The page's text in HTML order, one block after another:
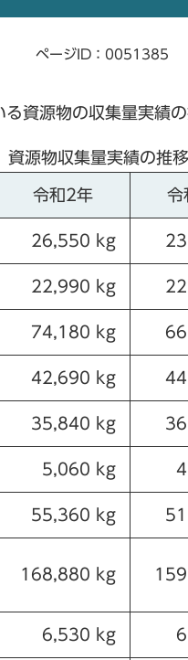
ページID：0051385
資源物の収集量実績
資源物収集量実績の推
令和2年 令
26,550 kg
22,990 kg
74,180 kg
42,690 kg
35,840 kg
5,060 kg
55,360 kg
168,880 kg
6,530 kg